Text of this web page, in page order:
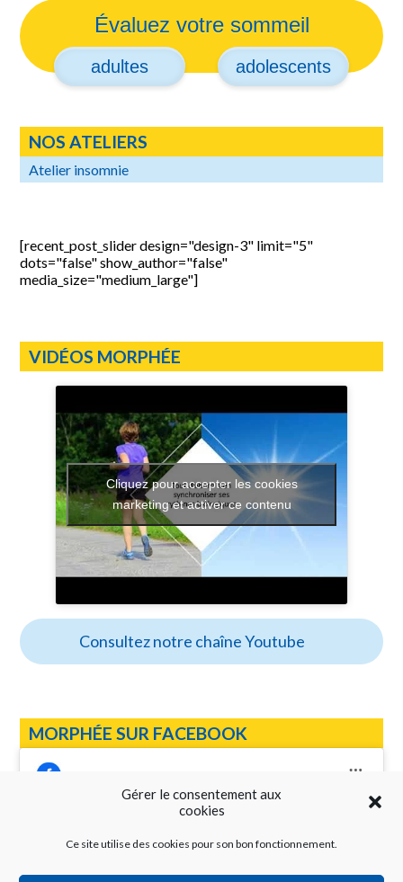
Gérer le consentement aux
cookies
Ce site utilise des cookies pour son bon fonctionnement.
Évaluez votre sommeil
adultes adolescents
NOS ATELIERS
Atelier insomnie
[recent_post_slider design="design-3" limit="5"
dots="false" show_author="false"
media_size="medium_large"]
VIDÉOS MORPHÉE
Cliquez pour accepter les cookies
marketing et activer ce contenu
Consultez notre chaîne Youtube
MORPHÉE SUR FACEBOOK